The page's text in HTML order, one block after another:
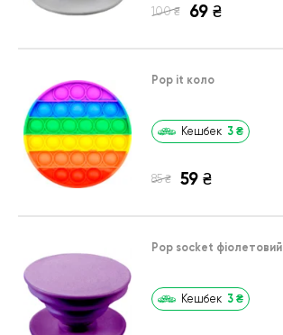
100 ₴ 69 ₴
Pop it коло
Кешбек 3 ₴
85 ₴ 59 ₴
Pop socket фіолетовий
Кешбек 3 ₴